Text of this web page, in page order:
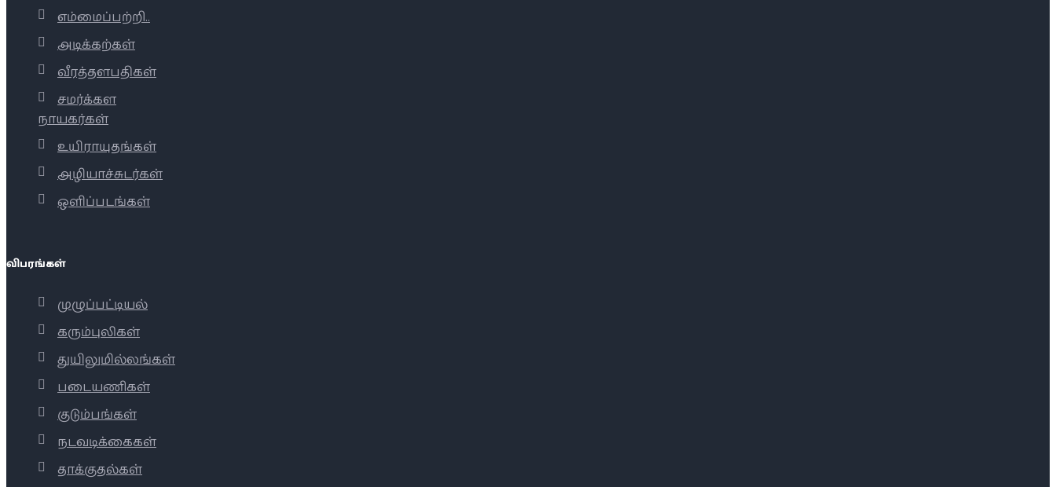
எம்மைப்பற்றி..
அடிக்கற்கள்
வீரத்தளபதிகள்
சமர்க்கள
நாயகர்கள்
உயிராயுதங்கள்
அழியாச்சுடர்கள்
ஒளிப்படங்கள்
விபரங்கள்
முழுப்பட்டியல்
கரும்புலிகள்
துயிலுமில்லங்கள்
படையணிகள்
குடும்பங்கள்
நடவடிக்கைகள்
தாக்குதல்கள்